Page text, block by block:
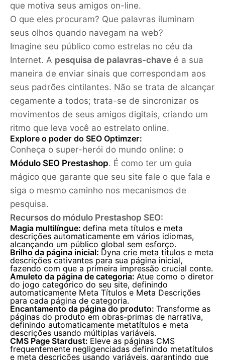
que motiva seus amigos on-line.
O que eles procuram? Que palavras iluminam
seus olhos quando navegam na web?
Imagine seu público como estrelas no céu da
Internet. A pesquisa de palavras-chave é a sua
maneira de enviar sinais que correspondam aos
seus padrões cintilantes. Não se trata de alcançar
cegamente a todos; trata-se de sincronizar os
movimentos de seus amigos digitais, criando um
ritmo que leva você ao estrelato online.
Explore o poder do SEO Optimzer:
Conheça o super-herói do mundo online: o
Módulo SEO Prestashop. É como ter um guia
mágico que garante que seu site fale o que fala e
siga o mesmo caminho nos mecanismos de
pesquisa.
Recursos do módulo Prestashop SEO:
Magia multilíngue: defina meta títulos e meta
descrições automaticamente em vários idiomas,
alcançando um público global sem esforço.
Brilho da página inicial: Dyna ​crie meta títulos e meta
descrições cativantes para sua página inicial,
fazendo com que a primeira impressão crucial conte.
Amuleto da página de categoria: Atue como o diretor
do jogo categórico do seu site, definindo
automaticamente Meta Títulos e Meta Descrições
para cada página de categoria.
Encantamento da página do produto: Transforme as
páginas do produto em obras-primas de narrativa,
definindo automaticamente metatítulos e meta
descrições usando múltiplas variáveis.
CMS Page Stardust: Eleve as páginas CMS
frequentemente negligenciadas definindo metatítulos
e meta descrições usando variáveis, garantindo que